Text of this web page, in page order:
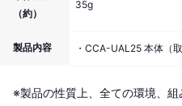
（約）
35g
製品内容 ・CCA-UAL25 本体（
※製品の性質上、全ての環境、